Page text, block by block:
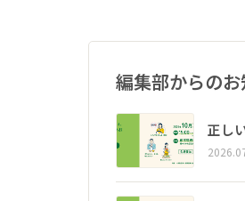
編集部からの
正し